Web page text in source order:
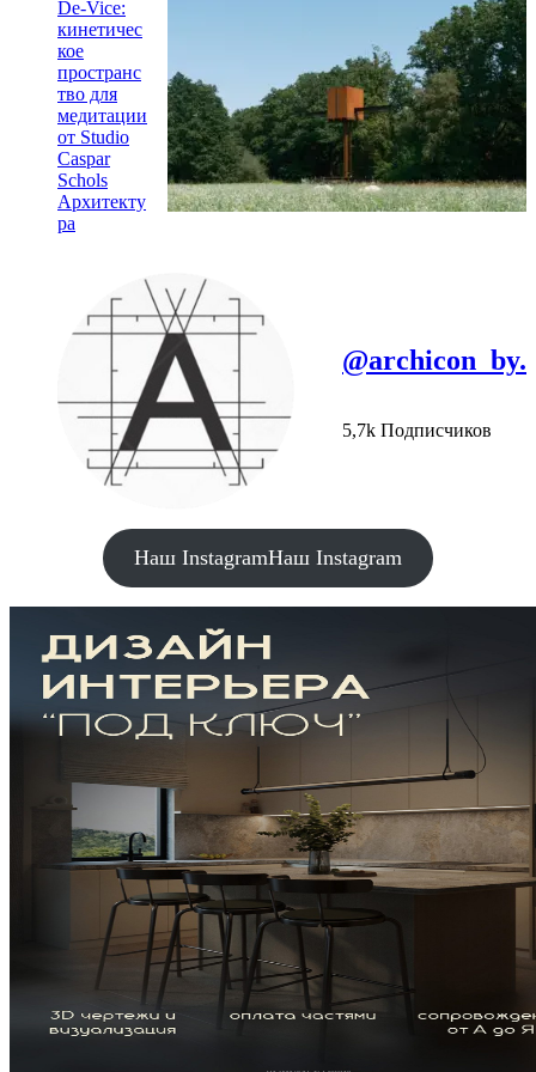
De-Vice:
кинетичес
кое
пространс
тво для
медитации
от Studio
Caspar
Schols
Архитекту
ра
@archicon_by.
5,7k Подписчиков
Наш InstagramНаш Instagram